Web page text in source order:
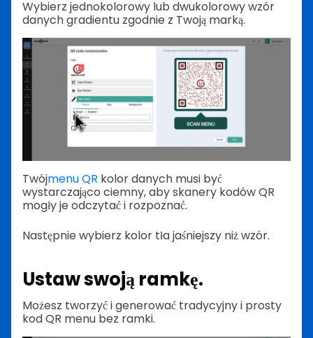
Wybierz jednokolorowy lub dwukolorowy wzór
danych gradientu zgodnie z Twoją marką.
Twójmenu QR kolor danych musi być
wystarczająco ciemny, aby skanery kodów QR
mogły je odczytać i rozpoznać.
Następnie wybierz kolor tła jaśniejszy niż wzór.
Ustaw swoją ramkę.
Możesz tworzyć i generować tradycyjny i prosty
kod QR menu bez ramki.